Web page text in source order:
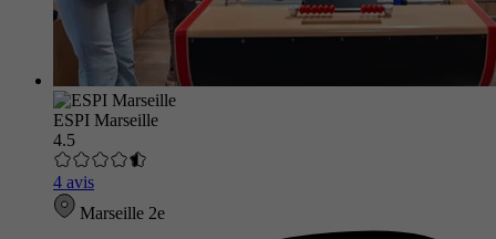
ESPI Marseille
4.5
4 avis
Marseille 2e